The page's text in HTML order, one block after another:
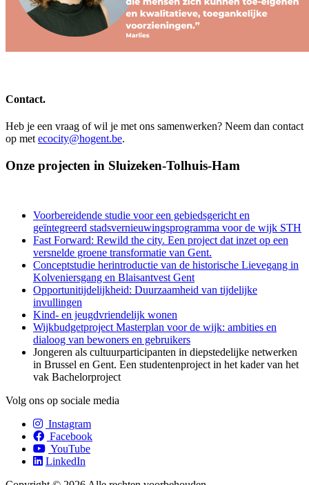
Contact.
Heb je een vraag of wil je met ons samenwerken? Neem dan contact
op met ecocity@hogent.be.
Onze projecten in Sluizeken-Tolhuis-Ham
Voorbereidende studie voor een gebiedsgericht en
geïntegreerd stadsvernieuwingsprogramma voor de wijk STH
Fast Forward: Rewild the city. Een project dat inzet op een
versnelde groene transformatie van Gent.
Conceptstudie herintroductie van de historische Lievegang in
Kolveniersgang en Blaisantvest Gent
Opportunitijdelijkheid: Duurzaamheid van tijdelijke
invullingen
Kind- en jeugdvriendelijk wonen
Wijkbudgetproject Masterplan voor de wijk: ambities en
dialoog van bewoners en gebruikers
Jongeren als cultuurparticipanten in diepstedelijke netwerken
in Brussel en Gent. Een studentenproject in het kader van het
vak Bachelorproject
Volg ons op sociale media
Instagram
Facebook
YouTube
LinkedIn